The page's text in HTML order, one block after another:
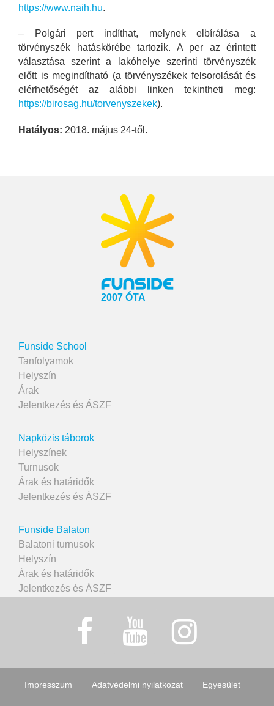
https://www.naih.hu.
– Polgári pert indíthat, melynek elbírálása a
törvényszék hatáskörébe tartozik. A per az érintett
választása szerint a lakóhelye szerinti törvényszék
előtt is megindítható (a törvényszékek felsorolását és
elérhetőségét az alábbi linken tekintheti meg:
https://birosag.hu/torvenyszekek).
Hatályos: 2018. május 24-től.
2007 ÓTA
Funside School
Tanfolyamok
Helyszín
Árak
Jelentkezés és ÁSZF
Napközis táborok
Helyszínek
Turnusok
Árak és határidők
Jelentkezés és ÁSZF
Funside Balaton
Balatoni turnusok
Helyszín
Árak és határidők
Jelentkezés és ÁSZF
Impresszum Adatvédelmi nyilatkozat Egyesület